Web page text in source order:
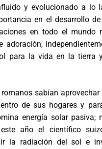
y evolucionado a lo
en el desarrollo
en todo el mundo
adoración,
para la vida en la tierra
sabían
de sus hogares y
energía solar
año el científico
la radiación del sol e